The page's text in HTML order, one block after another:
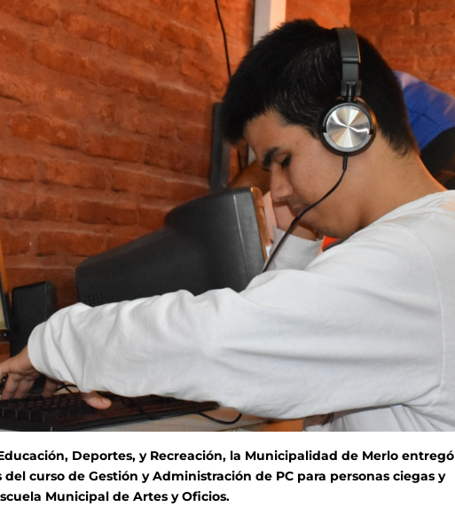
Deportes, y Recreación, la Municipalidad de Merlo entregó
curso de Gestión y Administración de PC para personas ciegas y
Municipal de Artes y Oficios.